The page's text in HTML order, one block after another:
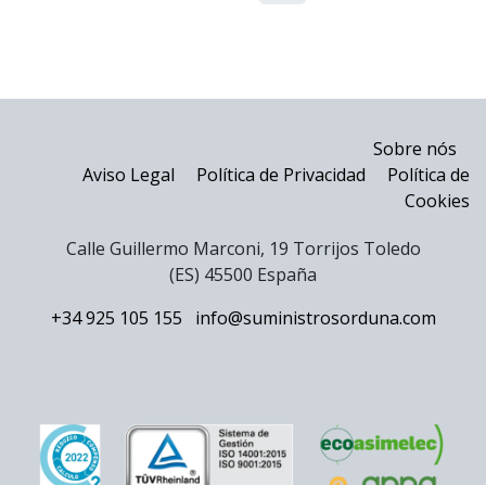
Sobre nós
Aviso Legal
Política de Privacidad
Política de
Cookies
Calle Guillermo Marconi, 19 Torrijos Toledo
(ES) 45500 España
+34 925 105 155
info@suministrosorduna.com